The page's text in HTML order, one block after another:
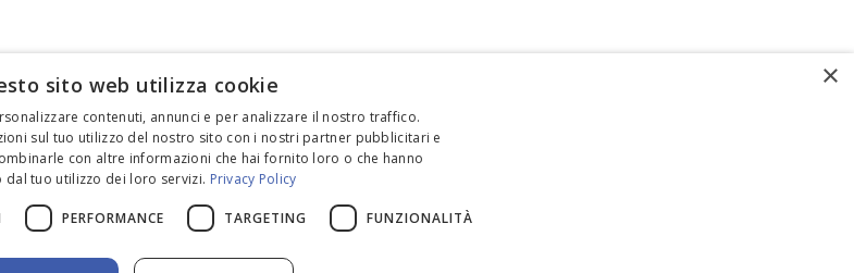
×
sito web utilizza cookie
contenuti, annunci e per analizzare il nostro traffico.
sul tuo utilizzo del nostro sito con i nostri partner pubblicitari e
con altre informazioni che hai fornito loro o che hanno
dal tuo utilizzo dei loro servizi. Privacy Policy
PERFORMANCE TARGETING FUNZIONALITÀ